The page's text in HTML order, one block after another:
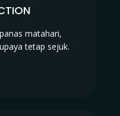
matahari,
tetap sejuk.